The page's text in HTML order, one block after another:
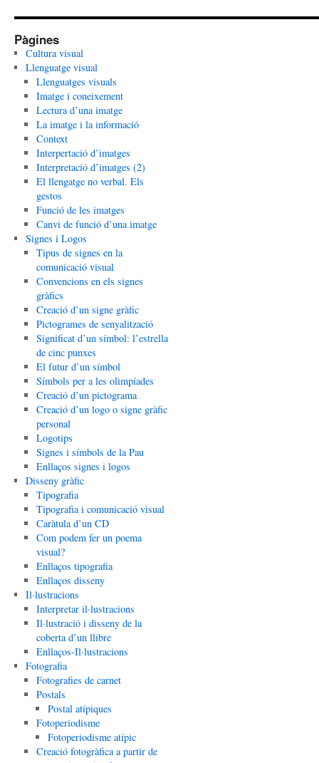
Pàgines
Cultura visual
Llenguatge visual
Llenguatges visuals
Imatge i coneixement
Lectura d’una imatge
La imatge i la informació
Context
Interpertació d’imatges
Interpretació d’imatges (2)
El llengatge no verbal. Els
gestos
Funció de les imatges
Canvi de funció d’una imatge
Signes i Logos
Tipus de signes en la
comunicació visual
Convencions en els signes
gràfics
Creació d’un signe gràfic
Pictogrames de senyalització
Significat d’un símbol: l’estrella
de cinc punxes
El futur d’un símbol
Símbols per a les olimpíades
Creació d’un pictograma
Creació d’un logo o signe gràfic
personal
Logotips
Signes i símbols de la Pau
Enllaços signes i logos
Disseny gràfic
Tipografia
Tipografia i comunicació visual
Caràtula d’un CD
Com podem fer un poema
visual?
Enllaços tipografia
Enllaços disseny
Il·lustracions
Interpretar il·lustracions
Il·lustració i disseny de la
coberta d’un llibre
Enllaços-Il·lustracions
Fotografia
Fotografies de carnet
Postals
Postal atípiques
Fotoperiodisme
Fotoperiodisme atípic
Creació fotogràfica a partir de